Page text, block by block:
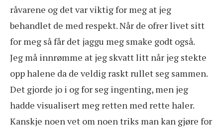
råvarene og det var viktig for meg at jeg
behandlet de med respekt. Når de ofrer livet sitt
for meg så får det jaggu meg smake godt også.
Jeg må innrømme at jeg skvatt litt når jeg stekte
opp halene da de veldig raskt rullet seg sammen.
Det gjorde jo i og for seg ingenting, men jeg
hadde visualisert meg retten med rette haler.
Kanskje noen vet om noen triks man kan gjøre for